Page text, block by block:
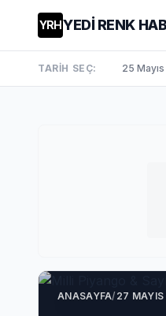
YRHYEDİ RENK
TARİH SEÇ: 25
ANASAYFA/27